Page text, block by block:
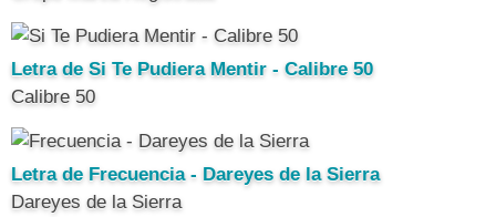
Letra de Si Te Pudiera Mentir - Calibre 50
Calibre 50
Letra de Frecuencia - Dareyes de la Sierra
Dareyes de la Sierra